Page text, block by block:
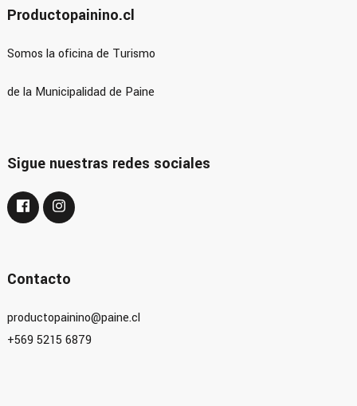
Productopainino.cl
Somos la oficina de Turismo
de la Municipalidad de Paine
Sigue nuestras redes sociales
Contacto
productopainino@paine.cl
+569 5215 6879